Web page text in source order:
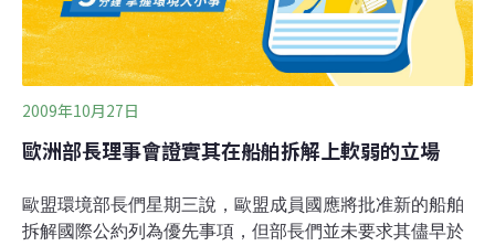
垃圾以每年10%左右的速度增長，現有的垃圾填埋場紛紛
2009年10月27日
歐洲部長理事會證實其在船舶拆解上軟弱的立場
歐盟環境部長們星期三說，歐盟成員國應將批准新的船舶
拆解國際公約列為優先事項，但部長們並未要求其儘早於